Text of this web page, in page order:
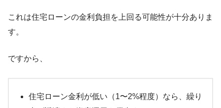
これは住宅ローンの金利負担を上回る可能性が十分ありま
す。
ですから、
住宅ローン金利が低い（1〜2%程度）なら、繰り